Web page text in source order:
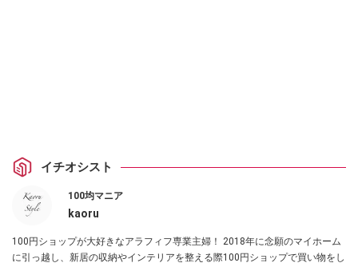
イチオシスト
100均マニア
kaoru
100円ショップが大好きなアラフィフ専業主婦！ 2018年に念願のマイホーム
に引っ越し、新居の収納やインテリアを整える際100円ショップで買い物をし